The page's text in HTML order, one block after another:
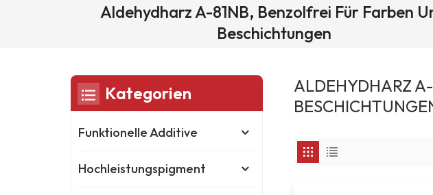
Aldehydharz A-81NB, Benzolfrei Für Farben
Beschichtungen
ALDEHYDHARZ
Kategorien
Funktionelle Additive
Hochleistungspigment